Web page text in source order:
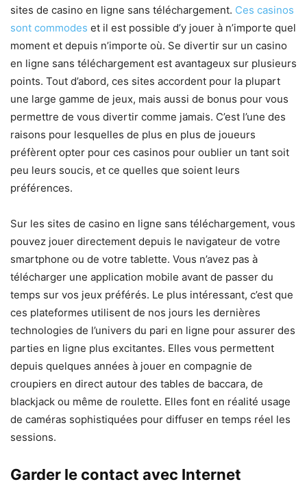
sites de casino en ligne sans téléchargement. Ces casinos
sont commodes et il est possible d’y jouer à n’importe quel
moment et depuis n’importe où. Se divertir sur un casino
en ligne sans téléchargement est avantageux sur plusieurs
points. Tout d’abord, ces sites accordent pour la plupart
une large gamme de jeux, mais aussi de bonus pour vous
permettre de vous divertir comme jamais. C’est l’une des
raisons pour lesquelles de plus en plus de joueurs
préfèrent opter pour ces casinos pour oublier un tant soit
peu leurs soucis, et ce quelles que soient leurs
préférences.
Sur les sites de casino en ligne sans téléchargement, vous
pouvez jouer directement depuis le navigateur de votre
smartphone ou de votre tablette. Vous n’avez pas à
télécharger une application mobile avant de passer du
temps sur vos jeux préférés. Le plus intéressant, c’est que
ces plateformes utilisent de nos jours les dernières
technologies de l’univers du pari en ligne pour assurer des
parties en ligne plus excitantes. Elles vous permettent
depuis quelques années à jouer en compagnie de
croupiers en direct autour des tables de baccara, de
blackjack ou même de roulette. Elles font en réalité usage
de caméras sophistiquées pour diffuser en temps réel les
sessions.
Garder le contact avec Internet